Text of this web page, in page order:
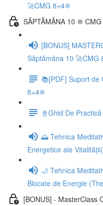
🚀CMG 8+4❊
SĂPTĂMÂNA 10 ❊
[BONUS]
Săptămâna 10 🚀CMG
📚[PDF] Suport de
8+4❊
📓Ghid De
🌅 Tehnica
Energetice ale
🌙 Tehnica
Blocate de Energie
[BONUS] - MasterClass